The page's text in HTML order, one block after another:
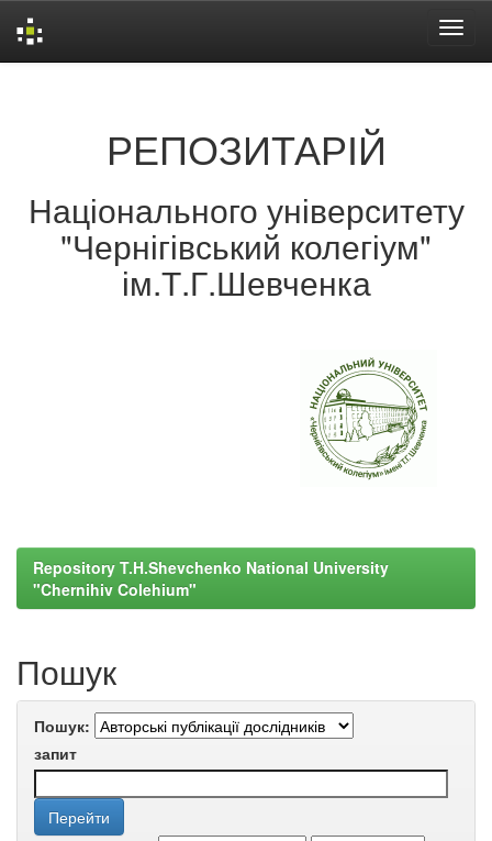
РЕПОЗИТАРІЙ
Національного університету
"Чернігівський колегіум"
ім.Т.Г.Шевченка
Repository T.H.Shevchenko National University
"Chernihiv Colehium"
Пошук
Пошук:
запит